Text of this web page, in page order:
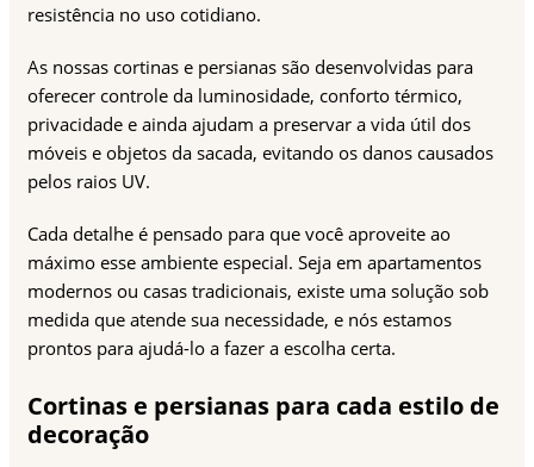
resistência no uso cotidiano.
As nossas cortinas e persianas são desenvolvidas para
oferecer controle da luminosidade, conforto térmico,
privacidade e ainda ajudam a preservar a vida útil dos
móveis e objetos da sacada, evitando os danos causados
pelos raios UV.
Cada detalhe é pensado para que você aproveite ao
máximo esse ambiente especial. Seja em apartamentos
modernos ou casas tradicionais, existe uma solução sob
medida que atende sua necessidade, e nós estamos
prontos para ajudá-lo a fazer a escolha certa.
Cortinas e persianas para cada estilo de
decoração